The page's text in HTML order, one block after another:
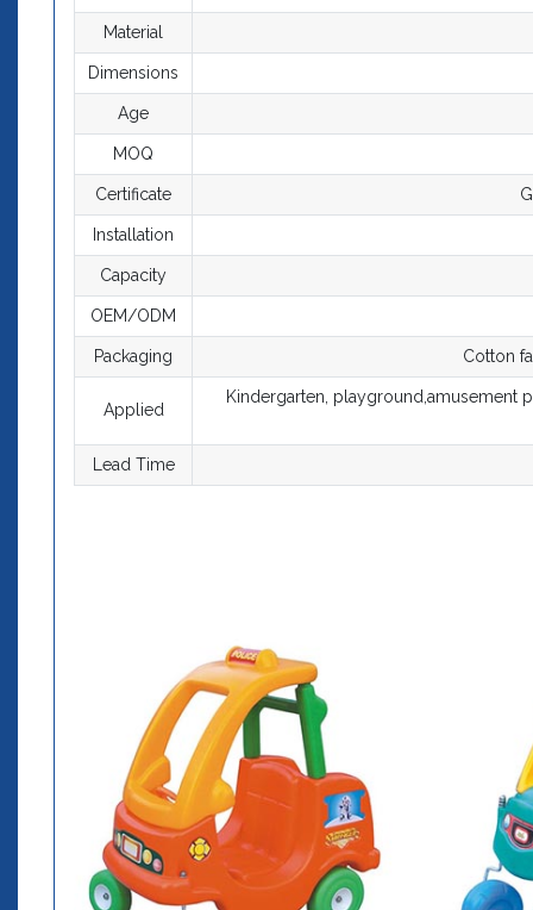
Material
Dimensions
Age
MOQ
Certificate
Installation
Capacity
OEM/ODM
Packaging Cotton
Applied
Kindergarten, playground,amusement
Lead Time